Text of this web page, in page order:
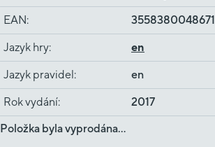
EAN: 3558380048671
Jazyk hry: en
Jazyk pravidel: en
Rok vydání:
2017
Položka byla vyprodána…